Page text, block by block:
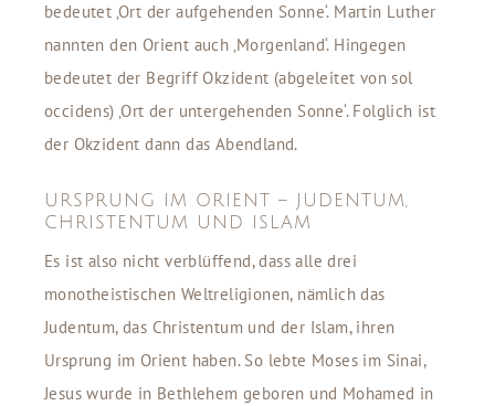
bedeutet ‚Ort der aufgehenden Sonne‘. Martin Luther
nannten den Orient auch ‚Morgenland‘. Hingegen
bedeutet der Begriff Okzident (abgeleitet von sol
occidens) ‚Ort der untergehenden Sonne‘. Folglich ist
der Okzident dann das Abendland.
URSPRUNG IM ORIENT – JUDENTUM,
CHRISTENTUM UND ISLAM
Es ist also nicht verblüffend, dass alle drei
monotheistischen Weltreligionen, nämlich das
Judentum, das Christentum und der Islam, ihren
Ursprung im Orient haben. So lebte Moses im Sinai,
Jesus wurde in Bethlehem geboren und Mohamed in